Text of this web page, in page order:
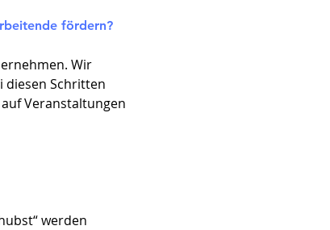
fördern?
Wir
diesen Schritten
Veranstaltungen
werden